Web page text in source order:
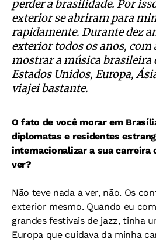
perder a brasilidade. Por
exterior se abriram para
rapidamente. Durante dez
exterior todos os anos, com
mostrar a música brasileira
Estados Unidos, Europa,
viajei bastante.
O fato de você morar em
diplomatas e residentes
internacionalizar a sua carreira
ver?
Não teve nada a ver, não. Os
exterior mesmo. Quando eu
grandes festivais de jazz, tinha
Europa que cuidava da minha